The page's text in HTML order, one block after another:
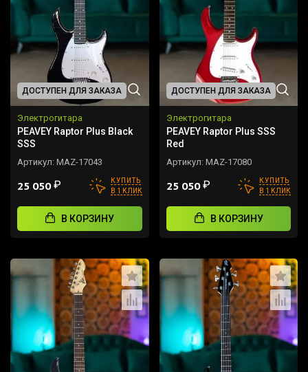
ДОСТУПЕН ДЛЯ ЗАКАЗА
Электрогитара
PEAVEY Raptor Plus Black
SSS
Артикул: MAZ-17043
25 050₽
КУПИТЬ
В 1 КЛИК
В КОРЗИНУ
ДОСТУПЕН ДЛЯ ЗАКАЗА
Электрогитара
PEAVEY Raptor Plus SSS
Red
Артикул: MAZ-17080
25 050₽
КУПИТЬ
В 1 КЛИК
В КОРЗИНУ